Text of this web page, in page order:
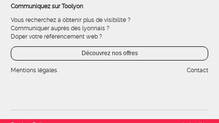
Communiquez sur Toolyon
Vous recherchez à obtenir plus de visibilité ?
Communiquer auprès des lyonnais ?
Doper votre référencement web ?
Découvrez nos offres
Mentions légales Contact